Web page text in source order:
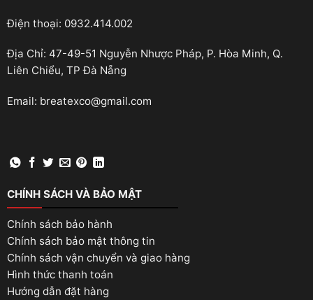
Điện thoại: 0932.414.002
Địa Chỉ: 47-49-51 Nguyễn Nhược Pháp, P. Hòa Minh, Q.
Liên Chiểu, TP Đà Nẵng
Email: breatexco@gmail.com
CHÍNH SÁCH VÀ BẢO MẬT
Chính sách bảo hành
Chính sách bảo mật thông tin
Chính sách vận chuyển và giao hàng
Hình thức thanh toán
Hướng dẫn đặt hàng